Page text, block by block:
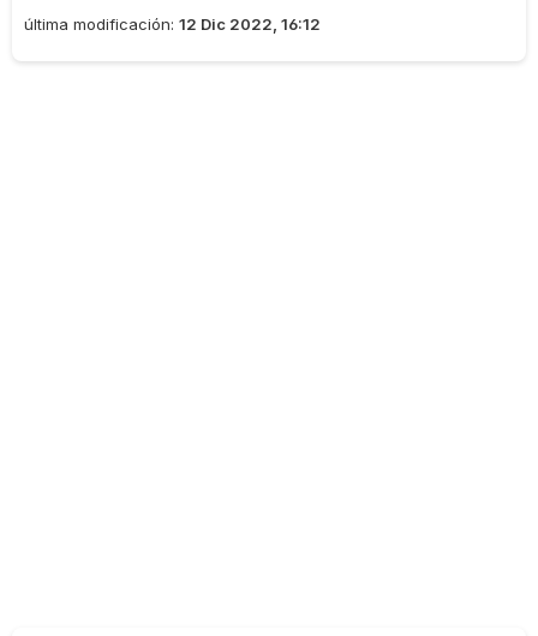
última modificación: 12 Dic 2022, 16:12